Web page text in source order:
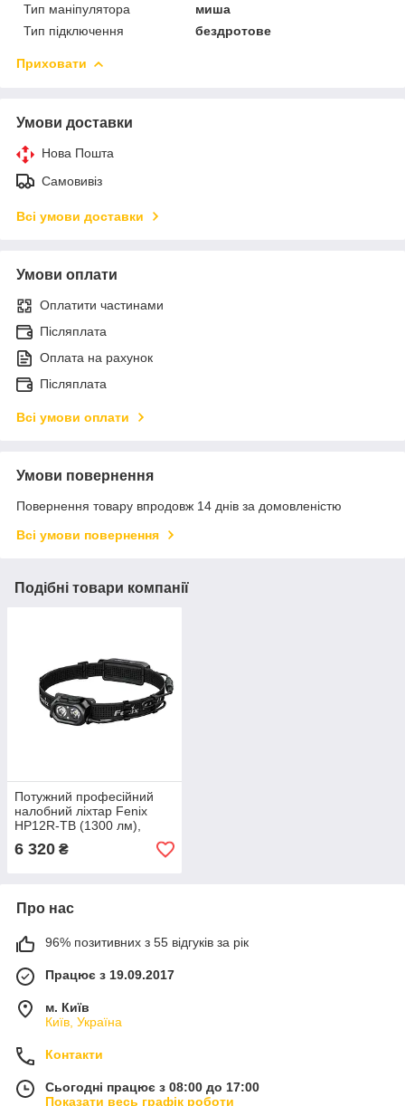
Тип маніпулятора
миша
Тип підключення
бездротове
Приховати
Умови доставки
Нова Пошта
Самовивіз
Всі умови доставки
Умови оплати
Оплатити частинами
Післяплата
Оплата на рахунок
Післяплата
Всі умови оплати
Умови повернення
Повернення товару впродовж 14 днів за домовленістю
Всі умови повернення
Подібні товари компанії
Потужний професійний
налобний ліхтар Fenix
HP12R-TB (1300 лм),
акумуляторний стрічковий
LED-ліхтар для
6 320 ₴
Про нас
96% позитивних з 55 відгуків за рік
Працює з 19.09.2017
м. Київ
Київ, Україна
Контакти
Сьогодні працює з 08:00 до 17:00
Показати весь графік роботи